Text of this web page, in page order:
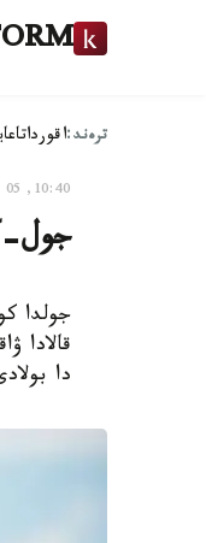
ترەند:اقوردا
10:40, 05 قاڭتار 2024
جول-
جولدا
قالادا
دا